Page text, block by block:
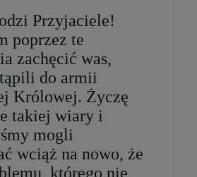
Przyjaciele!
poprzez te
zachęcić was,
do armii
Królowej. Życzę
takiej wiary i
mogli
wciąż na nowo, że
którego nie